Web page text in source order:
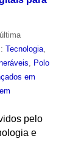
última
Tecnologia,
Polo
em
pelo
e